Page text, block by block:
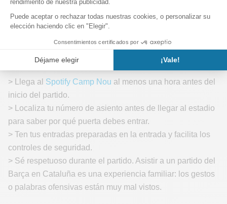
bus turístico de Barcelona
estadio en la parada "Camp Nou".
Nuestros consejos para disfrutar de
un partido del FC Barcelona
> Llega al Spotify Camp Nou al menos una hora antes del
inicio del partido.
> Localiza tu número de asiento antes de llegar al estadio
para saber por qué puerta debes entrar.
> Ten tus entradas preparadas en la entrada y facilita los
controles de seguridad.
> Sé respetuoso durante el partido. Asistir a un partido del
Barça en Cataluña es una experiencia familiar: los gestos
o palabras ofensivas están muy mal vistos.